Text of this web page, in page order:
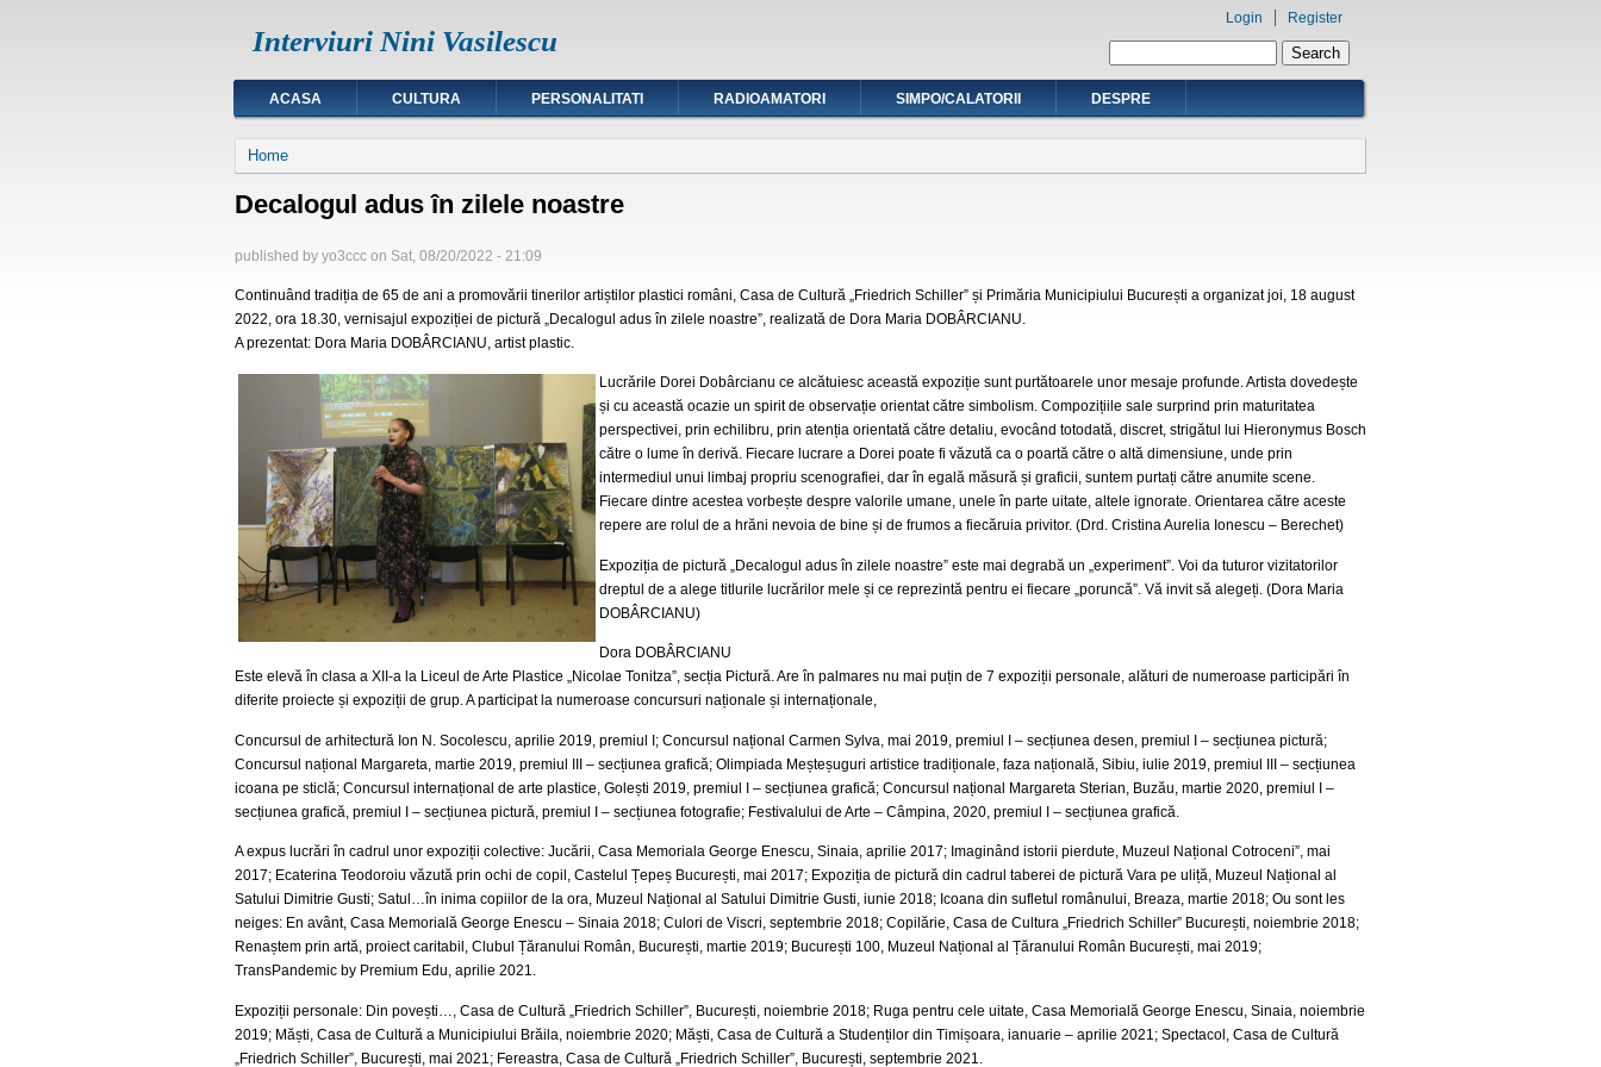
Interviuri Nini Vasilescu
Login Register
ACASA CULTURA PERSONALITATI RADIOAMATORI SIMPO/CALATORII DESPRE
You are here
Home
Decalogul adus în zilele noastre
published by yo3ccc on Sat, 08/20/2022 - 21:09
Continuând tradiția de 65 de ani a promovării tinerilor artiștilor plastici români, Casa de Cultură „Friedrich Schiller” și Primăria Municipiului București a organizat joi, 18 august
2022, ora 18.30, vernisajul expoziției de pictură „Decalogul adus în zilele noastre”, realizată de Dora Maria DOBÂRCIANU.
A prezentat: Dora Maria DOBÂRCIANU, artist plastic.
Lucrările Dorei Dobârcianu ce alcătuiesc această expoziție sunt purtătoarele unor mesaje profunde. Artista dovedește
și cu această ocazie un spirit de observație orientat către simbolism. Compozițiile sale surprind prin maturitatea
perspectivei, prin echilibru, prin atenția orientată către detaliu, evocând totodată, discret, strigătul lui Hieronymus Bosch
către o lume în derivă. Fiecare lucrare a Dorei poate fi văzută ca o poartă către o altă dimensiune, unde prin
intermediul unui limbaj propriu scenografiei, dar în egală măsură și graficii, suntem purtați către anumite scene.
Fiecare dintre acestea vorbește despre valorile umane, unele în parte uitate, altele ignorate. Orientarea către aceste
repere are rolul de a hrăni nevoia de bine și de frumos a fiecăruia privitor. (Drd. Cristina Aurelia Ionescu – Berechet)
Expoziția de pictură „Decalogul adus în zilele noastre” este mai degrabă un „experiment”. Voi da tuturor vizitatorilor
dreptul de a alege titlurile lucrărilor mele și ce reprezintă pentru ei fiecare „poruncă”. Vă invit să alegeți. (Dora Maria
DOBÂRCIANU)
Dora DOBÂRCIANU
Este elevă în clasa a XII-a la Liceul de Arte Plastice „Nicolae Tonitza”, secția Pictură. Are în palmares nu mai puțin de 7 expoziții personale, alături de numeroase participări în
diferite proiecte și expoziții de grup. A participat la numeroase concursuri naționale și internaționale,
Concursul de arhitectură Ion N. Socolescu, aprilie 2019, premiul I; Concursul național Carmen Sylva, mai 2019, premiul I – secțiunea desen, premiul I – secțiunea pictură;
Concursul național Margareta, martie 2019, premiul III – secțiunea grafică; Olimpiada Meșteșuguri artistice tradiționale, faza națională, Sibiu, iulie 2019, premiul III – secțiunea
icoana pe sticlă; Concursul internațional de arte plastice, Golești 2019, premiul I – secțiunea grafică; Concursul național Margareta Sterian, Buzău, martie 2020, premiul I –
secțiunea grafică, premiul I – secțiunea pictură, premiul I – secțiunea fotografie; Festivalului de Arte – Câmpina, 2020, premiul I – secțiunea grafică.
A expus lucrări în cadrul unor expoziții colective: Jucării, Casa Memoriala George Enescu, Sinaia, aprilie 2017; Imaginând istorii pierdute, Muzeul Național Cotroceni”, mai
2017; Ecaterina Teodoroiu văzută prin ochi de copil, Castelul Țepeș București, mai 2017; Expoziția de pictură din cadrul taberei de pictură Vara pe uliță, Muzeul Național al
Satului Dimitrie Gusti; Satul…în inima copiilor de la ora, Muzeul Național al Satului Dimitrie Gusti, iunie 2018; Icoana din sufletul românului, Breaza, martie 2018; Ou sont les
neiges: En avânt, Casa Memorială George Enescu – Sinaia 2018; Culori de Viscri, septembrie 2018; Copilărie, Casa de Cultura „Friedrich Schiller” București, noiembrie 2018;
Renaștem prin artă, proiect caritabil, Clubul Țăranului Român, București, martie 2019; București 100, Muzeul Național al Țăranului Român București, mai 2019;
TransPandemic by Premium Edu, aprilie 2021.
Expoziții personale: Din povești…, Casa de Cultură „Friedrich Schiller”, București, noiembrie 2018; Ruga pentru cele uitate, Casa Memorială George Enescu, Sinaia, noiembrie
2019; Măști, Casa de Cultură a Municipiului Brăila, noiembrie 2020; Măști, Casa de Cultură a Studenților din Timișoara, ianuarie – aprilie 2021; Spectacol, Casa de Cultură
„Friedrich Schiller”, București, mai 2021; Fereastra, Casa de Cultură „Friedrich Schiller”, București, septembrie 2021.